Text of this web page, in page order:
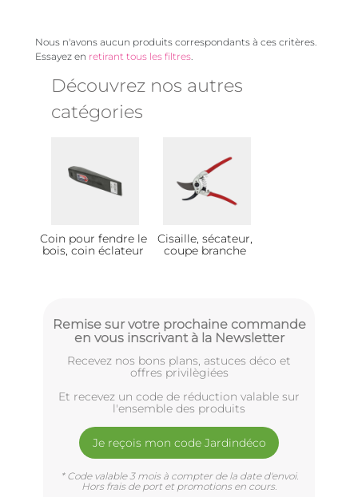
Nous n'avons aucun produits correspondants à ces critères.
Essayez en retirant tous les filtres.
Découvrez nos autres
catégories
Coin pour fendre le
bois, coin éclateur
Cisaille, sécateur,
coupe branche
Remise sur votre prochaine commande
en vous inscrivant à la Newsletter
Recevez nos bons plans, astuces déco et
offres privilègiées
Et recevez un code de réduction valable sur
l'ensemble des produits
Je reçois mon code Jardindéco
* Code valable 3 mois à compter de la date d'envoi.
Hors frais de port et promotions en cours.